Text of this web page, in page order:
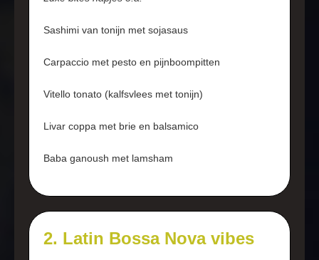
Sashimi van tonijn met sojasaus
Carpaccio met pesto en pijnboompitten
Vitello tonato (kalfsvlees met tonijn)
Livar coppa met brie en balsamico
Baba ganoush met lamsham
2. Latin Bossa Nova vibes